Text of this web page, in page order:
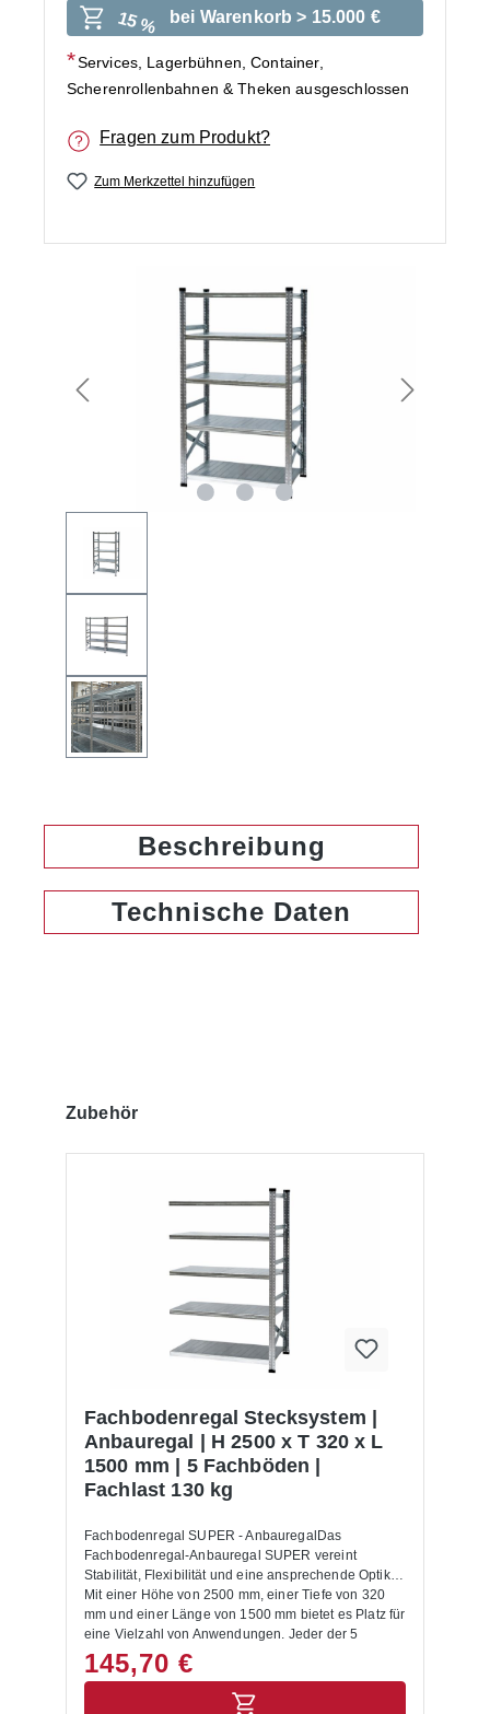
15 % bei Warenkorb > 15.000 €
Services, Lagerbühnen, Container,
Scherenrollenbahnen & Theken ausgeschlossen
Fragen zum Produkt?
Zum Merkzettel hinzufügen
Beschreibung
Technische Daten
Produktgalerie überspringen
Zubehör
Fachbodenregal Stecksystem |
Anbauregal | H 2500 x T 320 x L
1500 mm | 5 Fachböden |
Fachlast 130 kg
Fachbodenregal SUPER - AnbauregalDas
Fachbodenregal-Anbauregal SUPER vereint
Stabilität, Flexibilität und eine ansprechende Optik.
Mit einer Höhe von 2500 mm, einer Tiefe von 320
mm und einer Länge von 1500 mm bietet es Platz für
eine Vielzahl von Anwendungen. Jeder der 5
Fachböden trägt bis zu 130 kg, sodass selbst
schweres Lagergut sicher verstaut wird.Dank der
Steckkonstruktion ist das Regal im Handumdrehen
145,70 €